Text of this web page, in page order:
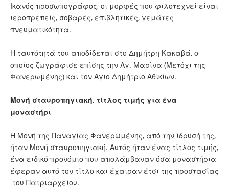
Ικανός προσωπογράφος, οι μορφές που φιλοτεχνεί είναι
ιεροπρεπείς, σοβαρές, επιβλητικές, γεμάτες
πνευματικότητα.
Η ταυτότητά του αποδίδεται στο Δημήτρη Κακαβά, ο
οποίος ζωγράφισε επίσης την Αγ. Μαρίνα (Μετόχι της
Φανερωμένης) και τον Άγιο Δημήτριο Αθικίων.
Μονή σταυροπηγιακή, τίτλος τιμής για ένα
μοναστήρι
Η Μονή της Παναγίας Φανερωμένης, από την ίδρυσή της,
ήταν Μονή σταυροπηγιακή. Αυτός ήταν ένας τίτλος τιμής,
ένα ειδικό προνόμιο που απολάμβαναν όσα μοναστήρια
έφεραν αυτό τον τίτλο και έχαιραν έτσι της προστασίας
του Πατριαρχείου.